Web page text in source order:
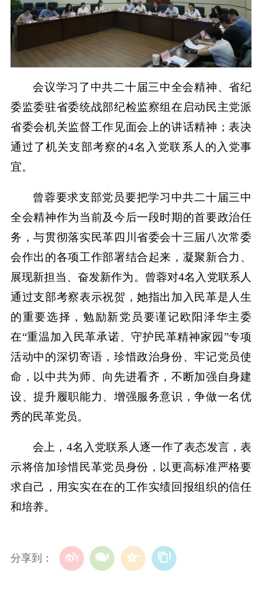
会议学习了中共二十届三中全会精神、省纪
委监委驻省委统战部纪检监察组在启动民主党派
省委会机关监督工作见面会上的讲话精神；表决
通过了机关支部考察的4名入党联系人的入党事
宜。
曾蓉要求支部党员要把学习中共二十届三中
全会精神作为当前及今后一段时期的首要政治任
务，与贯彻落实民革四川省委会十三届八次常委
会作出的各项工作部署结合起来，凝聚新合力、
展现新担当、奋发新作为。曾蓉对4名入党联系人
通过支部考察表示祝贺，她指出加入民革是人生
的重要选择，勉励新党员要谨记欧阳泽华主委
在“重温加入民革承诺、守护民革精神家园”专项
活动中的深切寄语，珍惜政治身份、牢记党员使
命，以中共为师、向先进看齐，不断加强自身建
设、提升履职能力、增强服务意识，争做一名优
秀的民革党员。
会上，4名入党联系人逐一作了表态发言，表
示将倍加珍惜民革党员身份，以更高标准严格要
求自己，用实实在在的工作实绩回报组织的信任
和培养。
分享到：